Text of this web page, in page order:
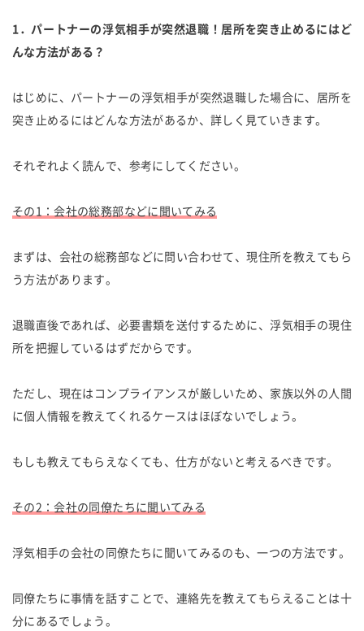
1．パートナーの浮気相手が突然退職！居所を突き止めるにはど
んな方法がある？
はじめに、パートナーの浮気相手が突然退職した場合に、居所を
突き止めるにはどんな方法があるか、詳しく見ていきます。
それぞれよく読んで、参考にしてください。
その1：会社の総務部などに聞いてみる
まずは、会社の総務部などに問い合わせて、現住所を教えてもら
う方法があります。
退職直後であれば、必要書類を送付するために、浮気相手の現住
所を把握しているはずだからです。
ただし、現在はコンプライアンスが厳しいため、家族以外の人間
に個人情報を教えてくれるケースはほぼないでしょう。
もしも教えてもらえなくても、仕方がないと考えるべきです。
その2：会社の同僚たちに聞いてみる
浮気相手の会社の同僚たちに聞いてみるのも、一つの方法です。
同僚たちに事情を話すことで、連絡先を教えてもらえることは十
分にあるでしょう。